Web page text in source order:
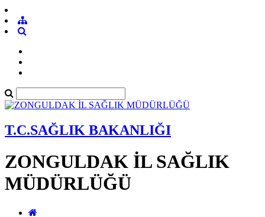
T.C.SAĞLIK BAKANLIĞI
ZONGULDAK İL SAĞLIK
MÜDÜRLÜĞÜ